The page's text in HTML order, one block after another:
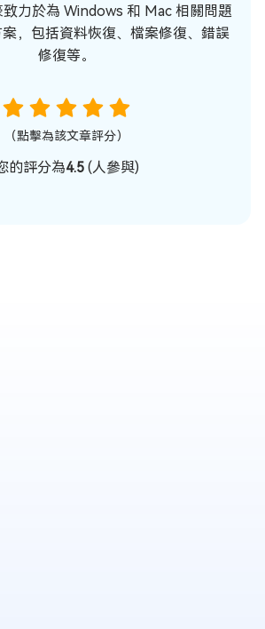
致力於為 Windows 和 Mac 相關問題
，包括資料恢復、檔案修復、錯誤
修復等。
（點擊為該文章評分）
的評分為4.5(人參與)